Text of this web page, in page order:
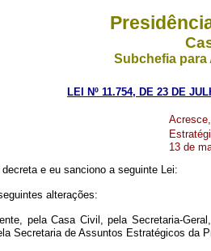
Subchefia
LEI Nº 11.754, DE 23 DE
13 de
e eu sanciono a seguinte Lei:
alterações:
pela Casa Civil, pela Secretaria-
Secretaria de Assuntos Estratégicos da